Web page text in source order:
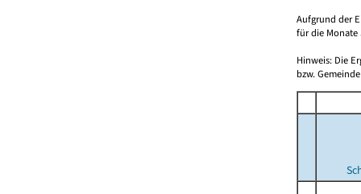
Aufgrund der
für die Monate
Hinweis: Die
bzw.